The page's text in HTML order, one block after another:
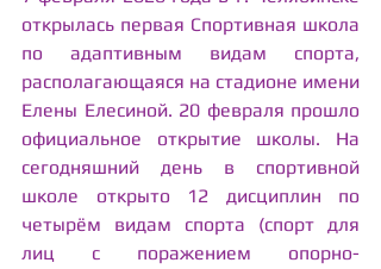
открылась первая Спортивная школа
по адаптивным видам спорта,
располагающаяся на стадионе имени
Елены Елесиной. 20 февраля прошло
официальное открытие школы. На
сегодняшний день в спортивной
школе открыто 12 дисциплин по
четырём видам спорта (спорт для
лиц с поражением опорно-